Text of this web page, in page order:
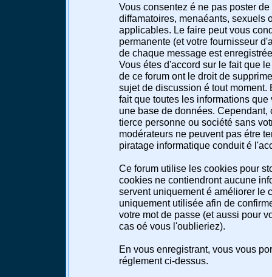
Vous consentez é ne pas poster
diffamatoires, menaéants, sexuels
applicables. Le faire peut vous
permanente (et votre fournisseur
de chaque message est
Vous étes d'accord sur le fait que
de ce forum ont le droit de
sujet de discussion é tout
fait que toutes les informations
une base de données.
tierce personne ou société sans
modérateurs ne peuvent pas étre
piratage informatique conduit é
Ce forum utilise les cookies pour
cookies ne contiendront aucune
servent uniquement é améliorer le
uniquement utilisée afin de
votre mot de passe (et aussi pour
cas oé vous l'oublieriez).
En vous enregistrant, vous vous
réglement ci-dessus.